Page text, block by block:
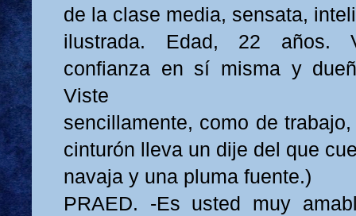
de la clase media, sensata,
ilustrada. Edad, 22 años.
confianza en sí misma y
Viste
sencillamente, como de
cinturón lleva un dije del que
navaja y una pluma fuente.)
PRAED. -Es usted muy